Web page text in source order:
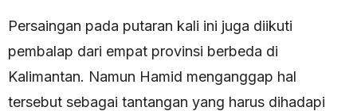
Persaingan pada putaran kali ini juga diikuti
pembalap dari empat provinsi berbeda di
Kalimantan. Namun Hamid menganggap hal
tersebut sebagai tantangan yang harus dihadapi